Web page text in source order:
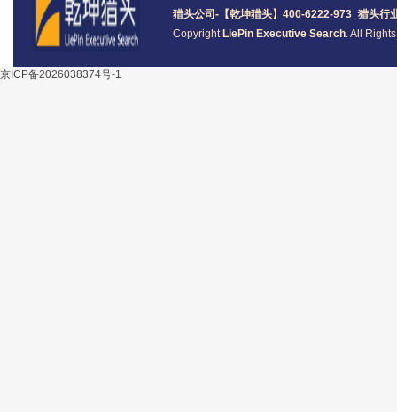
猎头公司 -【乾坤猎头】400-6222-973_ 猎头行
Copyright LiePin Executive Search. All
京ICP备2026038374号-1